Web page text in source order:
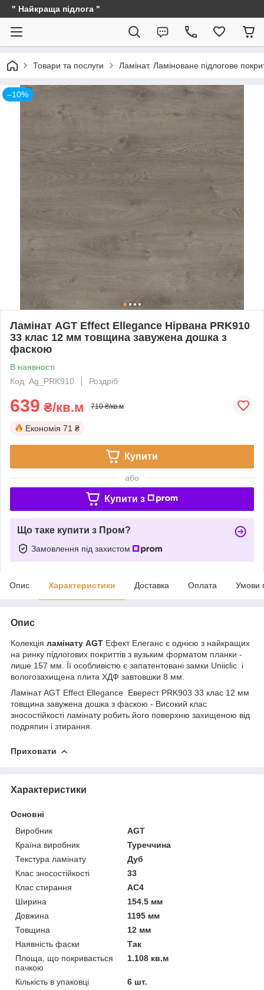
" Найкраща підлога "
Товари та послуги Ламінат. Ламіноване підлогове
–10%
Ламінат AGT Effect Ellegance Нірвана PRK910
33 клас 12 мм товщина завужена дошка з
фаскою
В наявності
Код: Ag_PRK910
Роздріб
639 ₴/кв.м 710 ₴/кв.м
Економія 71 ₴
Купити
або
Купити з
Що таке купити з Пром?
Замовлення під захистом
Опис Характеристики Доставка Оплата Умови
Опис
Колекція ламінату AGT Ефект Елеганс є однією з найкращих
на ринку підлогових покриттів з вузьким форматом планки -
лише 157 мм. Її особливістю є запатентовані замки Uniiclic і
вологозахищена плита ХДФ завтовшки 8 мм.
Ламінат AGT Effect Ellegance Еверест PRK903 33 клас 12 мм
товщина завужена дошка з фаскою - Високий клас
зносостійкості ламінату робить його поверхню захищеною від
подряпин і зтирання.
Приховати
Характеристики
Основні
Виробник
AGT
Країна виробник
Туреччина
Текстура ламінату
Дуб
Клас зносостійкості
33
Клас стирання
АС4
Ширина
154.5 мм
Довжина
1195 мм
Товщина
12 мм
Наявність фаски
Так
Площа, що покривається
пачкою
1.108 кв.м
Кількість в упаковці
6 шт.